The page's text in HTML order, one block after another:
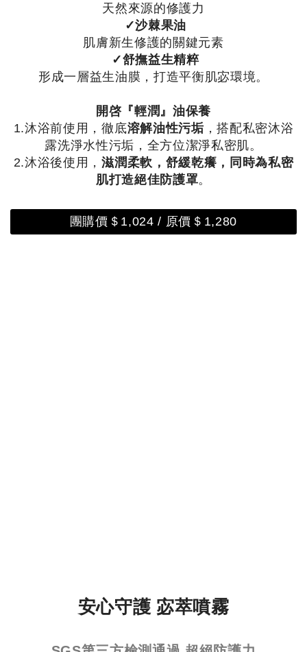
天然來源的修護力
✓沙棘果油
肌膚新生修護的關鍵元素
✓舒撫益生精粹
形成一層益生油膜，打造平衡肌宓環境。
開啓『輕潤』油保養
1.沐浴前使用，徹底溶解油性污垢 ，搭配私密沐浴
露洗淨水性污垢，全方位潔淨私密肌。
2.沐浴後使用，滋潤柔軟，舒緩乾癢，同時為私密
肌打造絕佳防護罩。
團購價＄1,024 / 原價＄1,280
安心守護 宓萃噴霧